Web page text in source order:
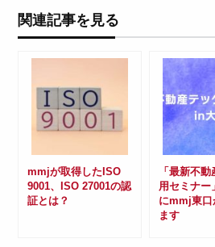
関連記事を見る
mmjが取得したISO
9001、ISO 27001の認
証とは？
「最新不
用セミナー
にmmj東口
ます